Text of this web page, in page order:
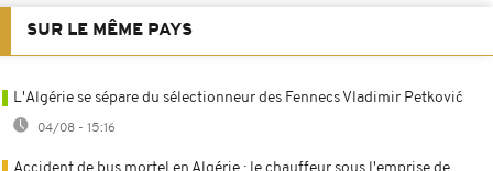
SUR LE MÊME PAYS
L'Algérie se sépare du sélectionneur des Fennecs Vladimir Petković
04/08 - 15:16